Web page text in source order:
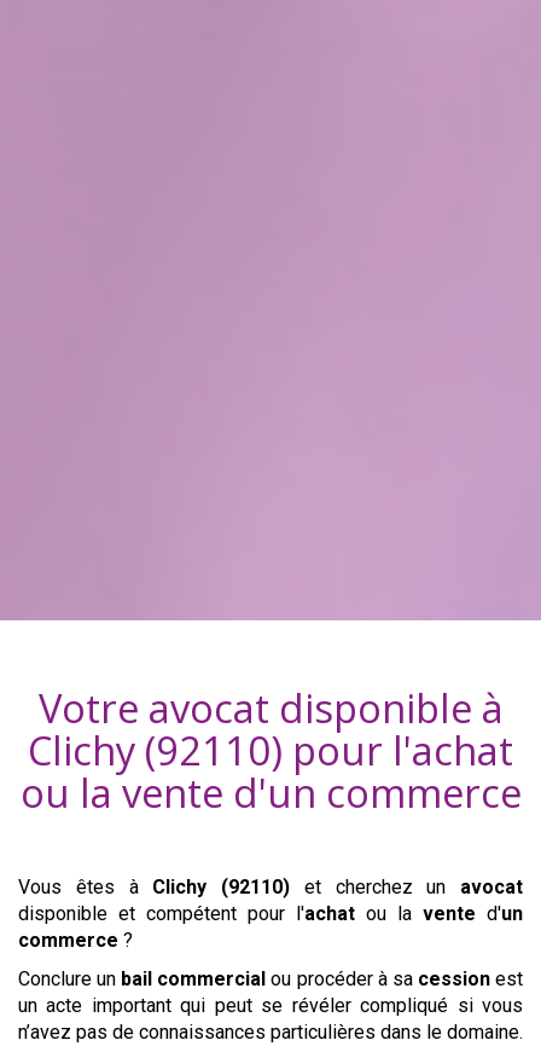
Votre avocat disponible à
Clichy (92110) pour l'achat
ou la vente d'un commerce
Vous êtes à Clichy (92110) et cherchez un avocat
disponible et compétent pour l'achat ou la vente d'un
commerce ?
Conclure un bail commercial ou procéder à sa cessionest
un acte important qui peut se révéler compliqué si vous
n’avez pas de connaissances particulières dans le domaine.